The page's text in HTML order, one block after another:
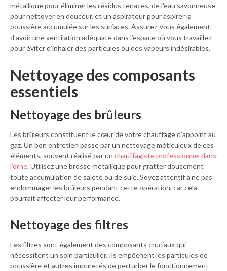
métallique pour éliminer les résidus tenaces, de l'eau savonneuse
pour nettoyer en douceur, et un aspirateur pour aspirer la
poussière accumulée sur les surfaces. Assurez-vous également
d'avoir une ventilation adéquate dans l’espace où vous travaillez
pour éviter d’inhaler des particules ou des vapeurs indésirables.
Nettoyage des composants
essentiels
Nettoyage des brûleurs
Les brûleurs constituent le cœur de votre chauffage d’appoint au
gaz. Un bon entretien passe par un nettoyage méticuleux de ces
éléments, souvent réalisé par un chauffagiste professionnel dans
l’orne. Utilisez une brosse métallique pour gratter doucement
toute accumulation de saleté ou de suie. Soyez attentif à ne pas
endommager les brûleurs pendant cette opération, car cela
pourrait affecter leur performance.
Nettoyage des filtres
Les filtres sont également des composants cruciaux qui
nécessitent un soin particulier. Ils empêchent les particules de
poussière et autres impuretés de perturber le fonctionnement